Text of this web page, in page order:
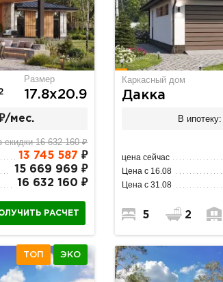
Размер
17.8х20.9
мес.
скидки 16 632 160 ₽
13 745 587 ₽
15 669 969 ₽
16 632 160 ₽
РАСЧЕТ
Каркасный дом
Дакка
В ипотеку:
цена сейчас
Цена с 16.08
Цена с 31.08
5 2
ТОП ЭКО